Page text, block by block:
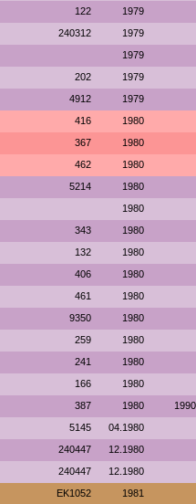
122 1979
240312 1979
1979
202 1979
4912 1979
416 1980
367 1980
462 1980
5214 1980
1980
343 1980
132 1980
406 1980
461 1980
9350 1980
259 1980
241 1980
166 1980
387 1980 1990
5145 04.1980
240447 12.1980
240447 12.1980
EK1052 1981